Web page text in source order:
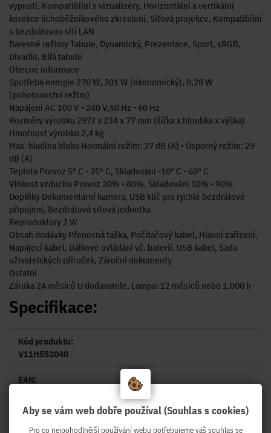
vypnutí, Kompatibilní s vizualizéry, Horizontální a vertikální
korekce lichoběžníkového zkreslení, Síťová projekce, Kompatibilní
s bezdrátovou sítí LAN
Barevné režimy Tabule, Dynamický, Prezentace, Sport, sRGB,
Divadlo, Bílá tabule
Obecné informace
Spotřeba energie 270 W, 201 W (ekonomický), 0,28 W
(pohotovostní režim)
Napájení AC 100 V - 240 V,50 Hz - 60 Hz
Rozměry výrobku 297? x 234 x 77 mm (šířka x hloubka x výška)
Hmotnost výrobku 2,4 kg
Max. hladina hluku Normální režim: 37 dB (A) - Úsporný režim: 29
dB (A)
Teplota Provoz 5° C - 35° C, Skladování -10° C - 60° C
Vlhkost vzduchu Provoz 20% - 80%, Skladování 10% - 90%
Doplňky Dokumentární kamera, USB klíč pro rychlé bezdrátové
připojení, Bezdrátová síťová jednotka
Reproduktory 2 W
Obsah dodávky Přenosná taška, Počítačový kabel, Hlavní zařízení,
Napájecí kabel, Dálkové ovládání vč. baterií, USB kabel, Sada
uživatelských příruček, Záruční dokumenty
Ostatní
Záruka 24 měsíců U dodavatele, Lampa: 12 měsíců nebo 1.000 h
Specifikace:
Kód produktu:
V11H552040
EAN:
Výrobce:
Aby se vám web dobře používal (Souhlas s cookies)
Pro co nejpohodlnější používání webu potřebujeme váš souhlas se